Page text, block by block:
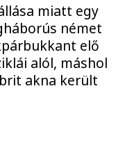
miatt egy
német
elő
alól, máshol
akna került